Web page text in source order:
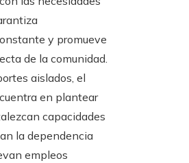
y promueve
de la comunidad.
aislados, el
en plantear
capacidades
la dependencia
empleos